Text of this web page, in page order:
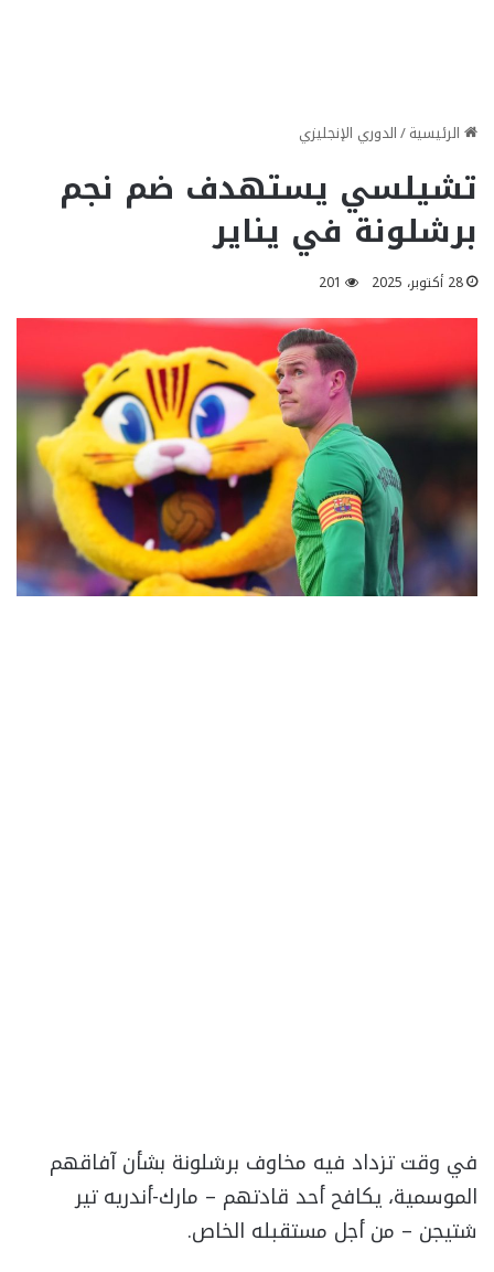
الرئيسية/الدوري الإنجليزي
تشيلسي يستهدف ضم نجم
برشلونة في يناير
28 أكتوبر، 2025 201
في وقت تزداد فيه مخاوف برشلونة بشأن آفاقهم
الموسمية، يكافح أحد قادتهم – مارك-أندريه تير
شتيجن – من أجل مستقبله الخاص.